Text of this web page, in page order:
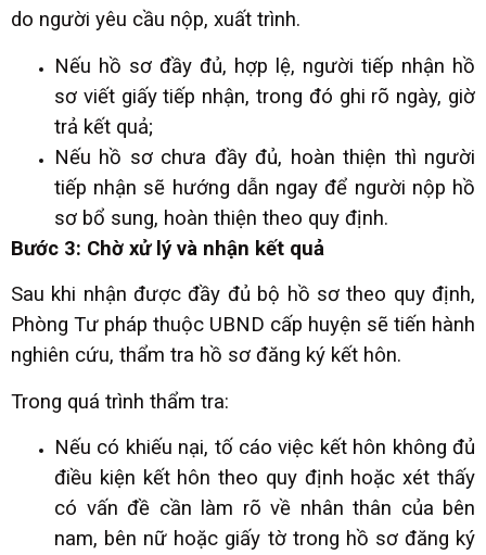
do người yêu cầu nộp, xuất trình.
Nếu hồ sơ đầy đủ, hợp lệ, người tiếp nhận hồ
sơ viết giấy tiếp nhận, trong đó ghi rõ ngày, giờ
trả kết quả;
Nếu hồ sơ chưa đầy đủ, hoàn thiện thì người
tiếp nhận sẽ hướng dẫn ngay để người nộp hồ
sơ bổ sung, hoàn thiện theo quy định.
Bước 3: Chờ xử lý và nhận kết quả
Sau khi nhận được đầy đủ bộ hồ sơ theo quy định,
Phòng Tư pháp thuộc UBND cấp huyện sẽ tiến hành
nghiên cứu, thẩm tra hồ sơ đăng ký kết hôn.
Trong quá trình thẩm tra:
Nếu có khiếu nại, tố cáo việc kết hôn không đủ
điều kiện kết hôn theo quy định hoặc xét thấy
có vấn đề cần làm rõ về nhân thân của bên
nam, bên nữ hoặc giấy tờ trong hồ sơ đăng ký